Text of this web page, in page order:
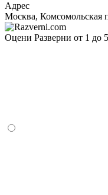
Адрес
Москва, Комсомольская
Оцени Разверни от 1 до 5